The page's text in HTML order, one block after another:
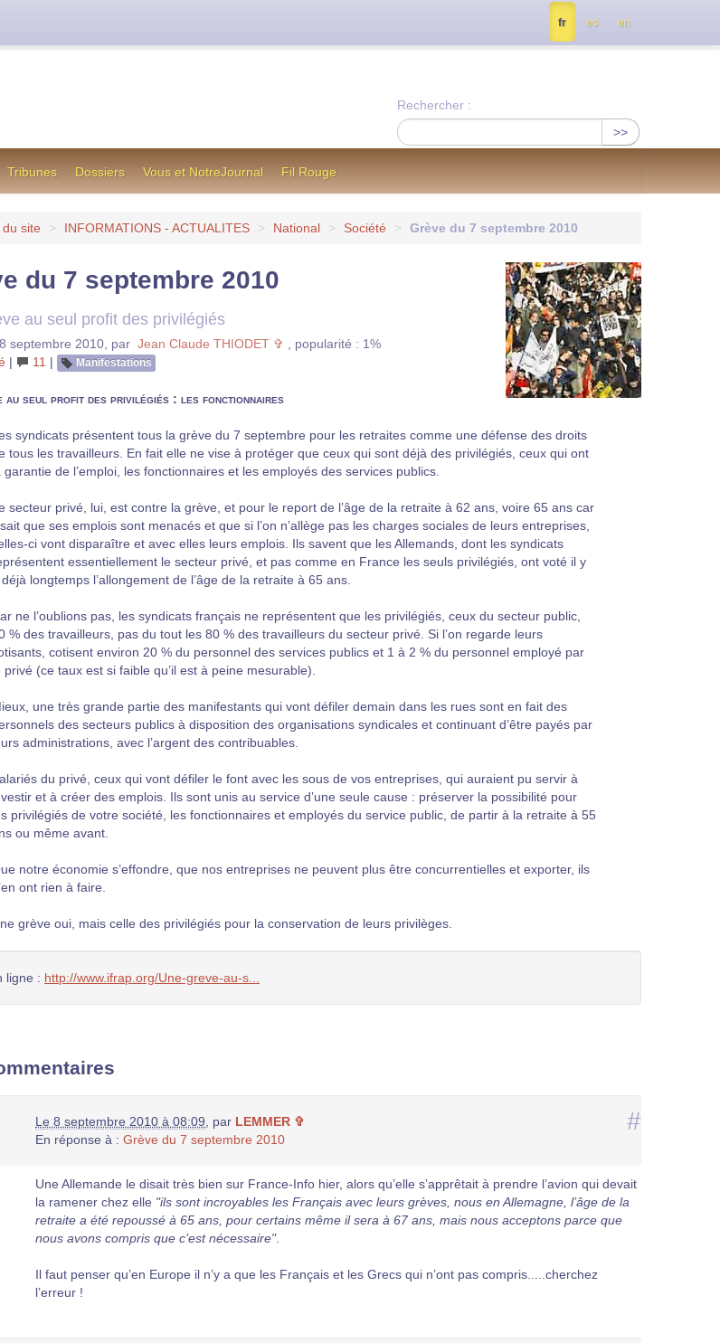
Rechercher :
>>
Tribunes Dossiers Vous et NotreJournal Fil Rouge
site > INFORMATIONS - ACTUALITES > National > Société > Grève du 7 septembre 2010
du 7 septembre 2010
au seul profit des privilégiés
septembre 2010 par Jean Claude THIODET ✞
popularité : 1%
| 11 | Manifestations
au seul profit des privilégiés : les fonctionnaires
syndicats présentent tous la grève du 7 septembre pour les retraites comme une défense des droits
tous les travailleurs. En fait elle ne vise à protéger que ceux qui sont déjà des privilégiés, ceux qui ont
garantie de l’emploi, les fonctionnaires et les employés des services publics.
secteur privé, lui, est contre la grève, et pour le report de l’âge de la retraite à 62 ans, voire 65 ans car
que ses emplois sont menacés et que si l’on n’allège pas les charges sociales de leurs entreprises,
ci vont disparaître et avec elles leurs emplois. Ils savent que les Allemands, dont les syndicats
essentiellement le secteur privé, et pas comme en France les seuls privilégiés, ont voté il y
longtemps l’allongement de l’âge de la retraite à 65 ans.
ne l’oublions pas, les syndicats français ne représentent que les privilégiés, ceux du secteur public,
% des travailleurs, pas du tout les 80 % des travailleurs du secteur privé. Si l’on regarde leurs
cotisent environ 20 % du personnel des services publics et 1 à 2 % du personnel employé par
privé (ce taux est si faible qu’il est à peine mesurable).
une très grande partie des manifestants qui vont défiler demain dans les rues sont en fait des
des secteurs publics à disposition des organisations syndicales et continuant d’être payés par
administrations, avec l’argent des contribuables.
du privé, ceux qui vont défiler le font avec les sous de vos entreprises, qui auraient pu servir à
et à créer des emplois. Ils sont unis au service d’une seule cause : préserver la possibilité pour
privilégiés de votre société, les fonctionnaires et employés du service public, de partir à la retraite à 55
ou même avant.
notre économie s’effondre, que nos entreprises ne peuvent plus être concurrentielles et exporter, ils
ont rien à faire.
grève oui, mais celle des privilégiés pour la conservation de leurs privilèges.
ligne : http://www.ifrap.org/Une-greve-au-s...
#
Le 8 septembre 2010 à 08:09 par LEMMER ✞
En réponse à : Grève du 7 septembre 2010
Une Allemande le disait très bien sur France-Info hier, alors qu’elle s’apprêtait à prendre l’avion qui devait
la ramener chez elle "ils sont incroyables les Français avec leurs grèves, nous en Allemagne, l’âge de la
retraite a été repoussé à 65 ans, pour certains même il sera à 67 ans, mais nous acceptons parce que
nous avons compris que c’est nécessaire".
Il faut penser qu’en Europe il n’y a que les Français et les Grecs qui n’ont pas compris.....cherchez
l’erreur !
fr es en
jusqu’en octobre 2012, en cas de difficultés, contactez nous à info@notrejournal.info !